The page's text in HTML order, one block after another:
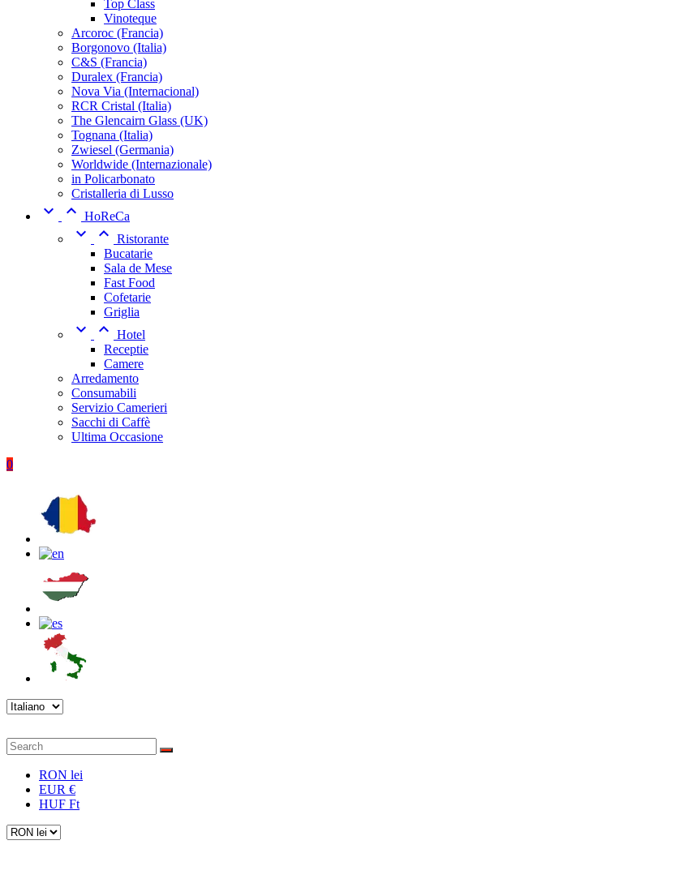
Top Class
Vinoteque
Arcoroc (Francia)
Borgonovo (Italia)
C&S (Francia)
Duralex (Francia)
Nova Via (Internacional)
RCR Cristal (Italia)
The Glencairn Glass (UK)
Tognana (Italia)
Zwiesel (Germania)
Worldwide (Internazionale)
in Policarbonato
Cristalleria di Lusso
  HoReCa
  Ristorante
Bucatarie
Sala de Mese
Fast Food
Cofetarie
Griglia
  Hotel
Receptie
Camere
Arredamento
Consumabili
Servizio Camerieri
Sacchi di Caffè
Ultima Occasione
0
RON lei
EUR €
HUF Ft